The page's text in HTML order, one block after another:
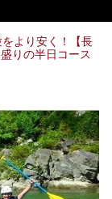
特別な日に泊まりた
した目線で紹介しま
より安く！【長
りの半日コース